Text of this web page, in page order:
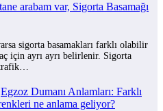
arabam var, Sigorta Basamağı
sigorta basamakları farklı olabilir
için ayrı ayrı belirlenir. Sigorta
Egzoz Dumanı Anlamları: Farklı
ne anlama geliyor?